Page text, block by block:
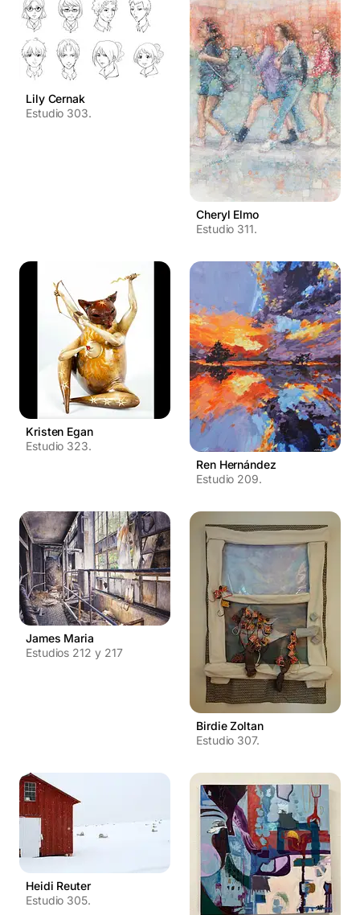
Lily Cernak
Estudio 303.
Cheryl Elmo
Estudio 311.
Kristen Egan
Estudio 323.
Ren Hernández
Estudio 209.
James Maria
Estudios 212 y 217
Birdie Zoltan
Estudio 307.
Heidi Reuter
Estudio 305.